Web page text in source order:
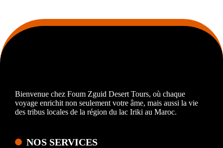
Bienvenue chez Foum Zguid Desert Tours, où chaque
voyage enrichit non seulement votre âme, mais aussi la vie
des tribus locales de la région du lac Iriki au Maroc.
NOS SERVICES